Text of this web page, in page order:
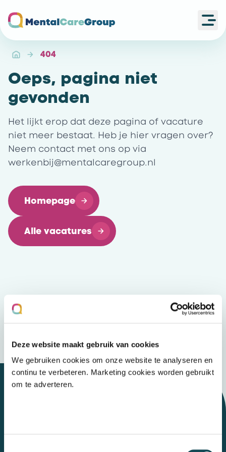
Deze website maakt gebruik van cookies
We gebruiken cookies om onze website te analyseren en
continu te verbeteren. Marketing cookies worden gebruikt
om te adverteren.
404
Oeps, pagina niet
gevonden
Het lijkt erop dat deze pagina of vacature
niet meer bestaat. Heb je hier vragen over?
Neem contact met ons op via
werkenbij@mentalcaregroup.nl
Homepage
Alle vacatures